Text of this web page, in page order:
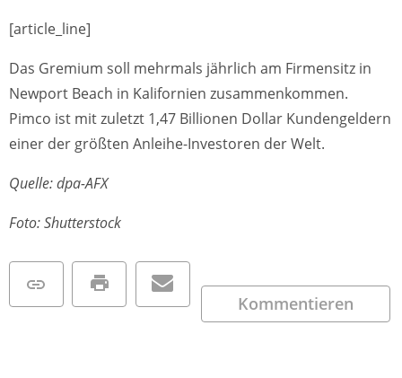
[article_line]
Das Gremium soll mehrmals jährlich am Firmensitz in
Newport Beach in Kalifornien zusammenkommen.
Pimco ist mit zuletzt 1,47 Billionen Dollar Kundengeldern
einer der größten Anleihe-Investoren der Welt.
Quelle: dpa-AFX
Foto: Shutterstock
Kommentieren